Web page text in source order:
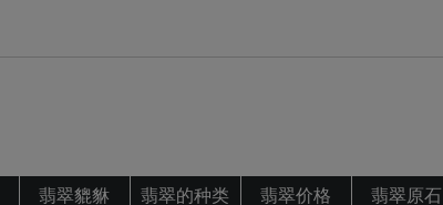
翡翠貔貅 翡翠的种类 翡翠价格 翡翠原石